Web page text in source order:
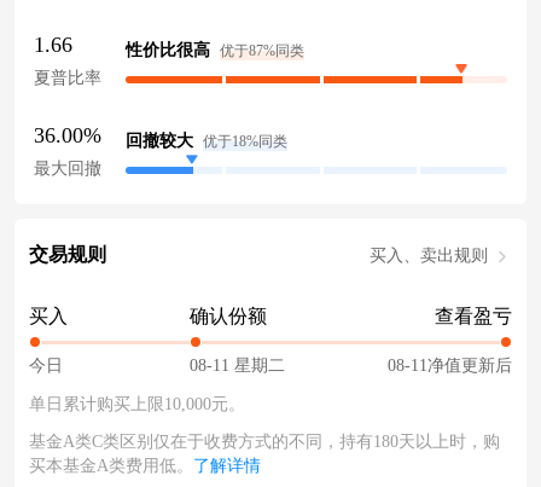
1.66
夏普比率
性价比很高 优于87%同类
36.00%
最大回撤
回撤较大 优于18%同类
交易规则 买入、卖出规则
买入
今日
确认份额
08-11 星期二
查看盈亏
08-11净值更新后
单日累计购买上限10,000元。
基金A类C类区别仅在于收费方式的不同，持有180天以上时，购
买本基金A类费用低。 了解详情